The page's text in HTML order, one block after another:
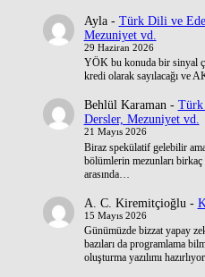
Ayla- Türk Dili ve
Mezuniyet vd.
29 Haziran 2026
YÖK bu konuda bir sinyal
kredi olarak sayılacağı ve
Behlül Karaman- Türk
Dersler, Mezuniyet vd.
21 Mayıs 2026
Biraz spekülatif gelebilir
bölümlerin mezunları
arasında…
A. C. Kiremitçioğlu -
15 Mayıs 2026
Günümüzde bizzat yapay
bazıları da programlama
oluşturma yazılımı